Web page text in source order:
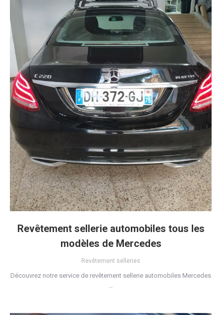
Revêtement sellerie automobiles tous les
modèles de Mercedes
Revêtement selleries
Découvrez notre service de revêtement sellerie automobiles Mercedes
…